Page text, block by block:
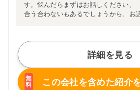
す。悩んだらまずはお話しください。
合う合わないもあるでしょうから、お
詳細を見る
無
料
この会社を含めた紹介